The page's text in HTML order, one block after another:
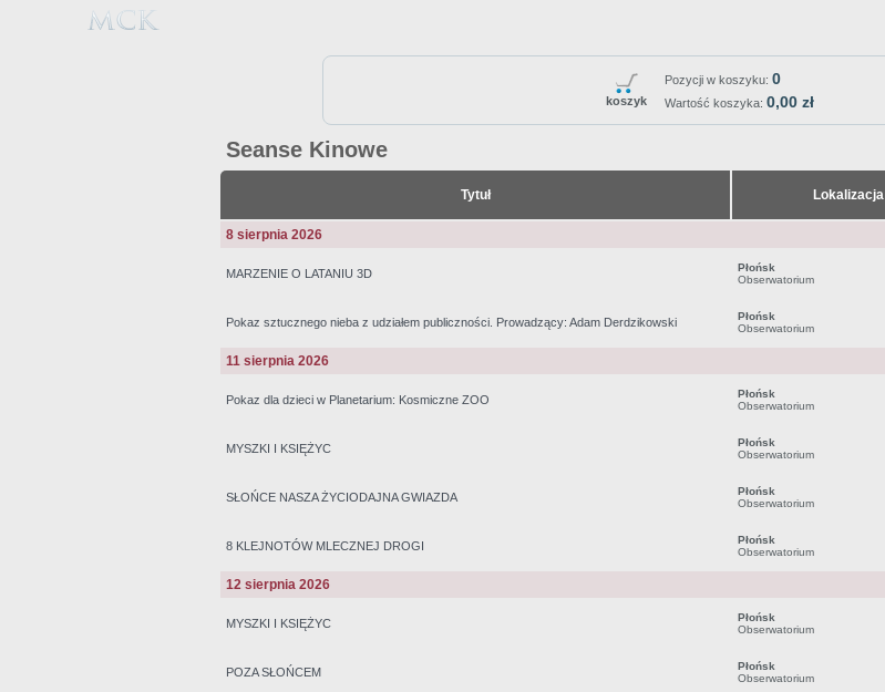
koszyk
Pozycji w koszyku: 0
Wartość koszyka: 0,00 zł
Seanse Kinowe
Tytuł Lokalizacja
8 sierpnia 2026
MARZENIE O LATANIU 3D
Płońsk
Obserwatorium
Pokaz sztucznego nieba z udziałem publiczności. Prowadzący: Adam Derdzikowski
Płońsk
Obserwatorium
11 sierpnia 2026
Pokaz dla dzieci w Planetarium: Kosmiczne ZOO
Płońsk
Obserwatorium
MYSZKI I KSIĘŻYC
Płońsk
Obserwatorium
SŁOŃCE NASZA ŻYCIODAJNA GWIAZDA
Płońsk
Obserwatorium
8 KLEJNOTÓW MLECZNEJ DROGI
Płońsk
Obserwatorium
12 sierpnia 2026
MYSZKI I KSIĘŻYC
Płońsk
Obserwatorium
POZA SŁOŃCEM
Płońsk
Obserwatorium